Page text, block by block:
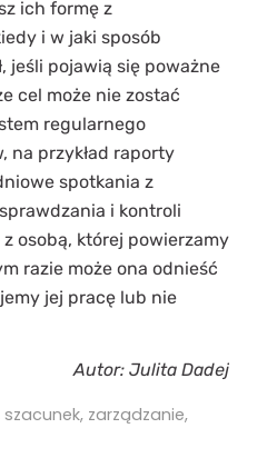
ich formę z
i w jaki sposób
jeśli pojawią się poważne
cel może nie zostać
regularnego
na przykład raporty
spotkania z
i kontroli
osobą, której powierzamy
razie może ona odnieść
jej pracę lub nie
Autor: Julita Dadej
szacunek, zarządzanie,